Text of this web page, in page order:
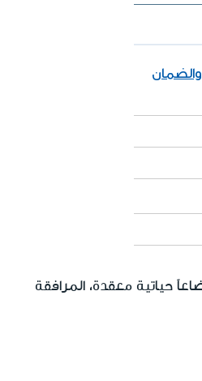
والضمان
الفئة العمرية 18 حتى 25 ممن يواجهون أوضاعاً حياتية معقدة، المرافقة